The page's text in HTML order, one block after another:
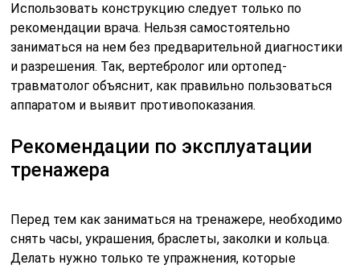
Использовать конструкцию следует только по
рекомендации врача. Нельзя самостоятельно
заниматься на нем без предварительной диагностики
и разрешения. Так, вертебролог или ортопед-
травматолог объяснит, как правильно пользоваться
аппаратом и выявит противопоказания.
Рекомендации по эксплуатации
тренажера
Перед тем как заниматься на тренажере, необходимо
снять часы, украшения, браслеты, заколки и кольца.
Делать нужно только те упражнения, которые